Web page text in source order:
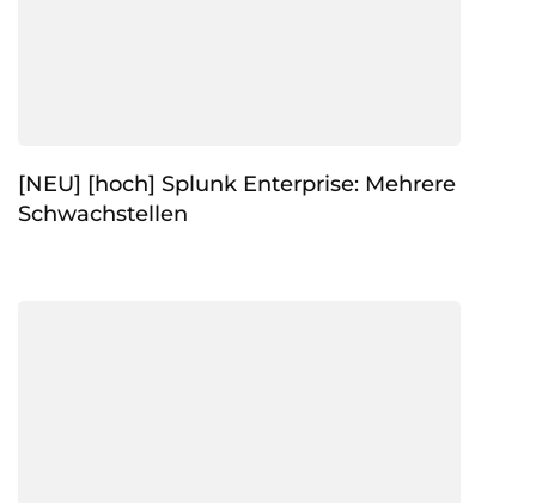
[NEU] [hoch] Splunk Enterprise: Mehrere
Schwachstellen